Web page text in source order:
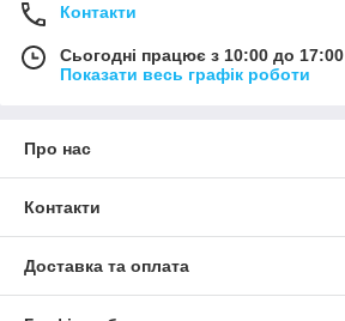
Контакти
Сьогодні працює з 10:00 до 17:00
Показати весь графік роботи
Про нас
Контакти
Доставка та оплата